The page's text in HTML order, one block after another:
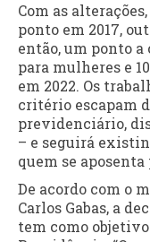
Com as
ponto em 2017,
então, um ponto a
para mulheres e
em 2022. Os
critério escapam
previdenciário,
– e seguirá
quem se
De acordo com o
Carlos Gabas, a
tem como